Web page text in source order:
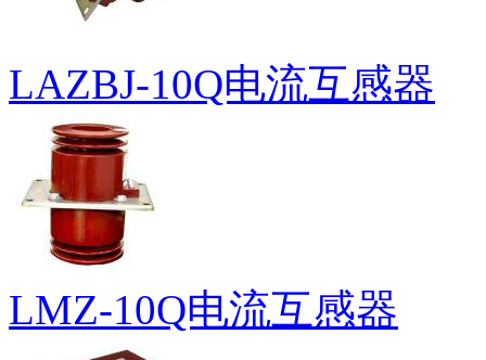
LAZBJ-10Q电流互感器
LMZ-10Q电流互感器